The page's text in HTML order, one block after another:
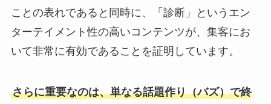
ことの表れであると同時に、「診断」というエン
ターテイメント性の高いコンテンツが、集客にお
いて非常に有効であることを証明しています。
さらに重要なのは、単なる話題作り（バズ）で終